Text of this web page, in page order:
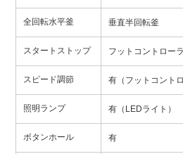
全回転水平釜 垂直半回転釜
スタートストップ フットコントロー
スピード調節 有（フットコント
照明ランプ 有（LEDライト）
ボタンホール 有